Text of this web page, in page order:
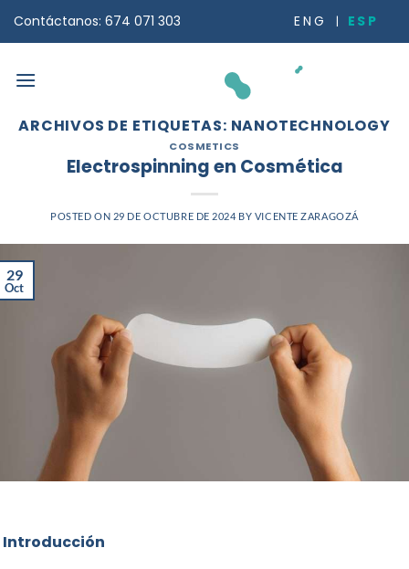
Contáctanos: 674 071 303 ENG ESP
ARCHIVOS DE ETIQUETAS: NANOTECHNOLOGY
COSMETICS
Electrospinning en Cosmética
POSTED ON 29 DE OCTUBRE DE 2024 BY VICENTE ZARAGOZÁ
29
Oct
Introducción